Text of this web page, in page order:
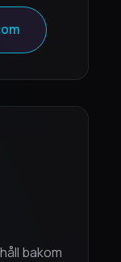
bakom